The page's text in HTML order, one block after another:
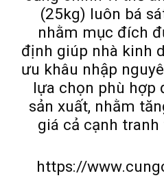
(25kg) luôn bá
nhằm mục đích
định giúp nhà kinh
ưu khâu nhập
lựa chọn phù hợp
sản xuất, nhằm
giá cả cạnh
https://